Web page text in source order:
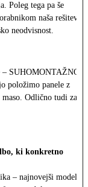
Poleg tega pa še
naša rešitev
neodvisnost.
SUHOMONTAŽNO
položimo panele z
Odlično tudi za
ki konkretno
– najnovejši modeli